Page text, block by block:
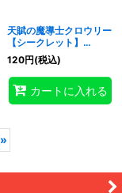
天賦の魔導士クロウリー
【シークレット】
{UT01-JP017}《モンス
ター》
120円(税込)
カートに入れる
»